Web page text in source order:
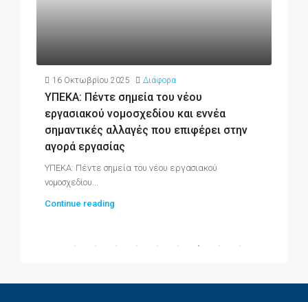
16 Οκτωβρίου 2025 Διάφορα
ΥΠΕΚΑ: Πέντε σημεία του νέου
εργασιακού νομοσχεδίου και εννέα
σημαντικές αλλαγές που επιφέρει στην
αγορά εργασίας
ΥΠΕΚΑ: Πέντε σημεία του νέου εργασιακού
νομοσχεδίου...
Continue reading